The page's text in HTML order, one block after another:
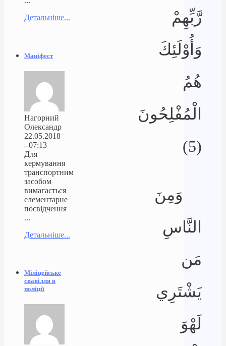
رَّبِّهِمْ
وَأُوْلَئِكَ
هُمُ
الْمُفْلِحُونَ
(5)
وَمِنَ
النَّاسِ
مَن
يَشْتَرِي
لَهْوَ
Детальніше...
Маніфест
Нагорний
Олександр
22.05.2018
- 07:13
Для
кермування
транспортним
засобом
вимагається
елементарне
посвідчення
...
Детальніше...
Міліцейське
свавілля в
поліції